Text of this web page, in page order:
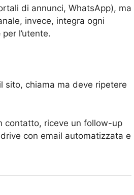
di annunci, WhatsApp), ma
invece, integra ogni
per l’utente.
sito, chiama ma deve ripetere
contatto, riceve un follow-up
con email automatizzata e